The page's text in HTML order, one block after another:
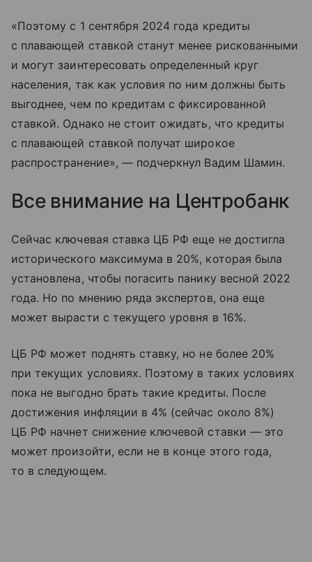
«Поэтому с 1 сентября 2024 года кредиты
с плавающей ставкой станут менее рискованными
и могут заинтересовать определенный круг
населения, так как условия по ним должны быть
выгоднее, чем по кредитам с фиксированной
ставкой. Однако не стоит ожидать, что кредиты
с плавающей ставкой получат широкое
распространение», — подчеркнул Вадим Шамин.
Все внимание на Центробанк
Сейчас ключевая ставка ЦБ РФ еще не достигла
исторического максимума в 20%, которая была
установлена, чтобы погасить панику весной 2022
года. Но по мнению ряда экспертов, она еще
может вырасти с текущего уровня в 16%.
ЦБ РФ может поднять ставку, но не более 20%
при текущих условиях. Поэтому в таких условиях
пока не выгодно брать такие кредиты. После
достижения инфляции в 4% (сейчас около 8%)
ЦБ РФ начнет снижение ключевой ставки — это
может произойти, если не в конце этого года,
то в следующем.